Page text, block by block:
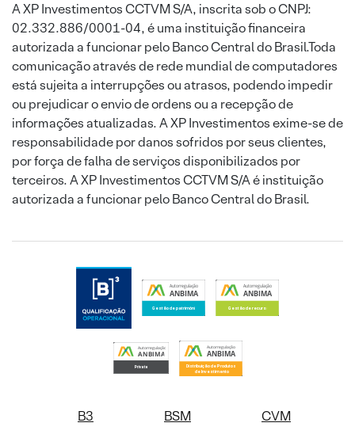
A XP Investimentos CCTVM S/A, inscrita sob o CNPJ:
02.332.886/0001-04, é uma instituição financeira
autorizada a funcionar pelo Banco Central do Brasil.Toda
comunicação através de rede mundial de computadores
está sujeita a interrupções ou atrasos, podendo impedir
ou prejudicar o envio de ordens ou a recepção de
informações atualizadas. A XP Investimentos exime-se de
responsabilidade por danos sofridos por seus clientes,
por força de falha de serviços disponibilizados por
terceiros. A XP Investimentos CCTVM S/A é instituição
autorizada a funcionar pelo Banco Central do Brasil.
B3 BSM
CVM